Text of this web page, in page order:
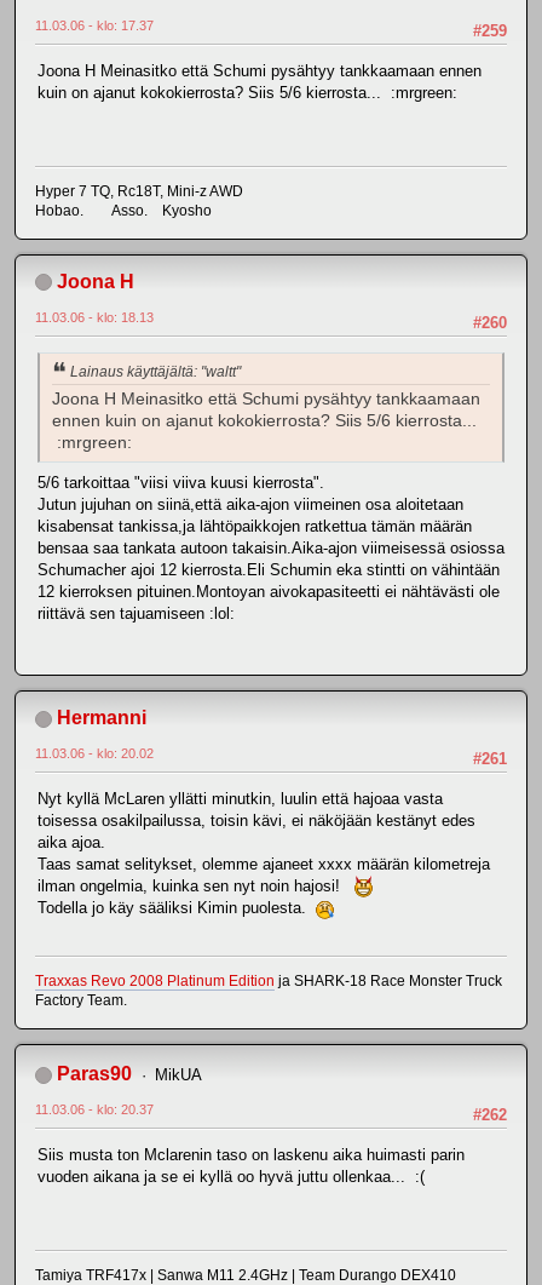
#259
11.03.06 - klo: 17.37
Joona H Meinasitko että Schumi pysähtyy tankkaamaan ennen
kuin on ajanut kokokierrosta? Siis 5/6 kierrosta... :mrgreen:
Hyper 7 TQ, Rc18T, Mini-z AWD
Hobao. Asso. Kyosho
Joona H
#260
11.03.06 - klo: 18.13
Lainaus käyttäjältä: "waltt"
Joona H Meinasitko että Schumi pysähtyy tankkaamaan
ennen kuin on ajanut kokokierrosta? Siis 5/6 kierrosta...
:mrgreen:
5/6 tarkoittaa "viisi viiva kuusi kierrosta".
Jutun jujuhan on siinä,että aika-ajon viimeinen osa aloitetaan
kisabensat tankissa,ja lähtöpaikkojen ratkettua tämän määrän
bensaa saa tankata autoon takaisin.Aika-ajon viimeisessä osiossa
Schumacher ajoi 12 kierrosta.Eli Schumin eka stintti on vähintään
12 kierroksen pituinen.Montoyan aivokapasiteetti ei nähtävästi ole
riittävä sen tajuamiseen :lol:
Hermanni
#261
11.03.06 - klo: 20.02
Nyt kyllä McLaren yllätti minutkin, luulin että hajoaa vasta
toisessa osakilpailussa, toisin kävi, ei näköjään kestänyt edes
aika ajoa.
Taas samat selitykset, olemme ajaneet xxxx määrän kilometreja
ilman ongelmia, kuinka sen nyt noin hajosi!
Todella jo käy sääliksi Kimin puolesta.
Traxxas Revo 2008 Platinum Edition ja SHARK-18 Race Monster Truck
Factory Team.
Paras90 MikUA
#262
11.03.06 - klo: 20.37
Siis musta ton Mclarenin taso on laskenu aika huimasti parin
vuoden aikana ja se ei kyllä oo hyvä juttu ollenkaa... :(
Tamiya TRF417x | Sanwa M11 2.4GHz | Team Durango DEX410